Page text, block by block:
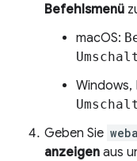
Befehlsmenü
macOS:
Windows,
Geben Sie
anzeigen aus